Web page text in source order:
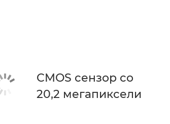
CMOS сензор со
20,2 мегапиксели